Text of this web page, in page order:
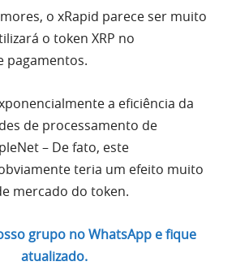
o xRapid parece ser muito
o token XRP no
pagamentos.
a eficiência da
de processamento de
– De fato, este
teria um efeito muito
mercado do token.
grupo no WhatsApp e fique
atualizado.